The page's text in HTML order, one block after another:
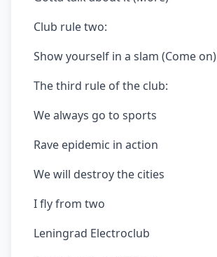
Club rule two:
Show yourself in a slam (Come on)
The third rule of the club:
We always go to sports
Rave epidemic in action
We will destroy the cities
I fly from two
Leningrad Electroclub